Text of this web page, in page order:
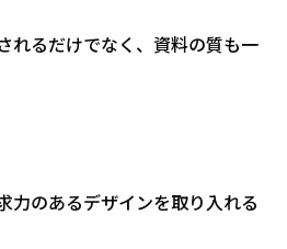
れるだけでなく、資料の質も一
力のあるデザインを取り入れる